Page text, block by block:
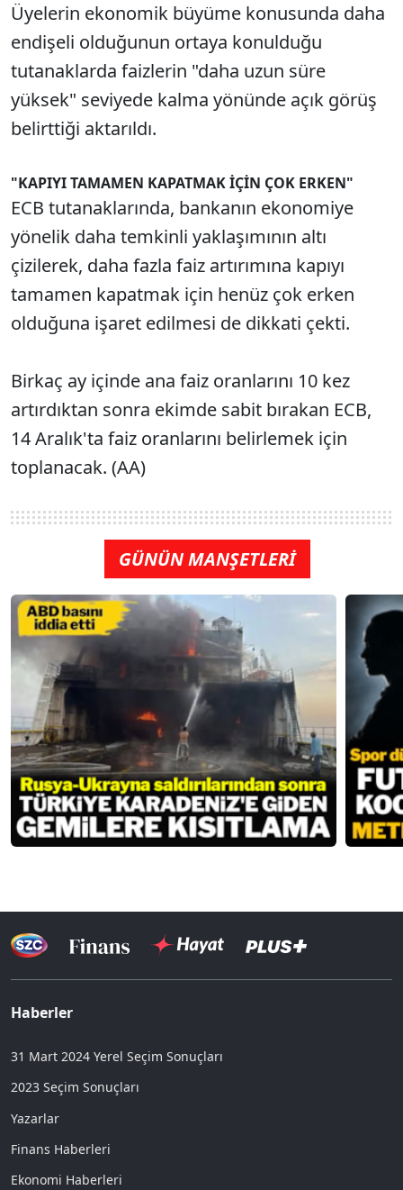
Üyelerin ekonomik büyüme konusunda daha
endişeli olduğunun ortaya konulduğu
tutanaklarda faizlerin "daha uzun süre
yüksek" seviyede kalma yönünde açık görüş
belirttiği aktarıldı.
"KAPIYI TAMAMEN KAPATMAK İÇİN ÇOK ERKEN"
ECB tutanaklarında, bankanın ekonomiye
yönelik daha temkinli yaklaşımının altı
çizilerek, daha fazla faiz artırımına kapıyı
tamamen kapatmak için henüz çok erken
olduğuna işaret edilmesi de dikkati çekti.
Birkaç ay içinde ana faiz oranlarını 10 kez
artırdıktan sonra ekimde sabit bırakan ECB,
14 Aralık'ta faiz oranlarını belirlemek için
toplanacak. (AA)
GÜNÜN MANŞETLERİ
Haberler
31 Mart 2024 Yerel Seçim Sonuçları
2023 Seçim Sonuçları
Yazarlar
Finans Haberleri
Ekonomi Haberleri